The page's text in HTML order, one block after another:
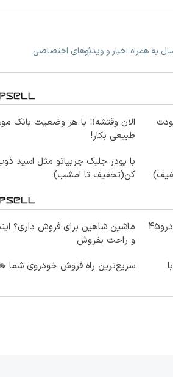
به همراه اخبار و ویدئوهای اختصاصی
الان وقتشه‼️ با هر وضعیت بانک
طبیعی بکار!
با پودر جلبک چربیاتو مثل اسید
کن(تخفیف تا امشب)
قصد داری 206SD تو بفروشی؟ با خودرو45
ماشین شاهین برای فروش داری؟
و راحت بفروش
سریع‌ترین راه فروش خودروی شما